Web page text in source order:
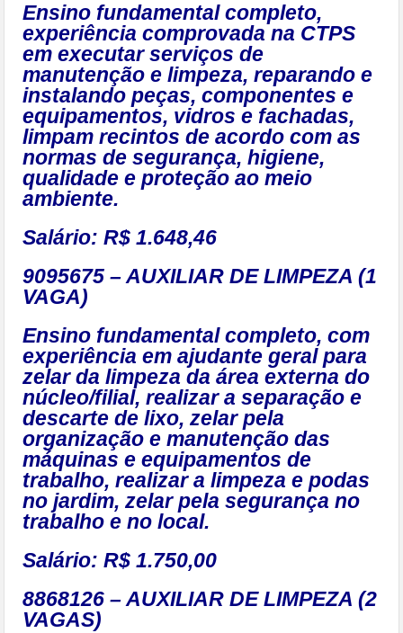
Ensino fundamental completo,
experiência comprovada na CTPS
em executar serviços de
manutenção e limpeza, reparando e
instalando peças, componentes e
equipamentos, vidros e fachadas,
limpam recintos de acordo com as
normas de segurança, higiene,
qualidade e proteção ao meio
ambiente.
Salário: R$ 1.648,46
9095675 – AUXILIAR DE LIMPEZA (1
VAGA)
Ensino fundamental completo, com
experiência em ajudante geral para
zelar da limpeza da área externa do
núcleo/filial, realizar a separação e
descarte de lixo, zelar pela
organização e manutenção das
máquinas e equipamentos de
trabalho, realizar a limpeza e podas
no jardim, zelar pela segurança no
trabalho e no local.
Salário: R$ 1.750,00
8868126 – AUXILIAR DE LIMPEZA (2
VAGAS)